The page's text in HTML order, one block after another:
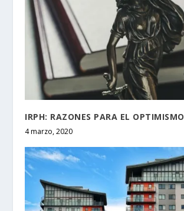
IRPH: RAZONES PARA EL OPTIMISMO
4 marzo, 2020